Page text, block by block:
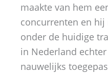
maakte van hem
concurrenten en
onder de huidige
in Nederland
nauwelijks